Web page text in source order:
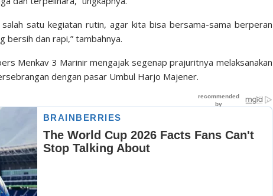
satu kegiatan rutin, agar kita bisa bersama-sama berperan
bersih dan rapi,” tambahnya.
Menkav 3 Marinir mengajak segenap prajuritnya melaksanakan
dengan pasar Umbul Harjo Majener.